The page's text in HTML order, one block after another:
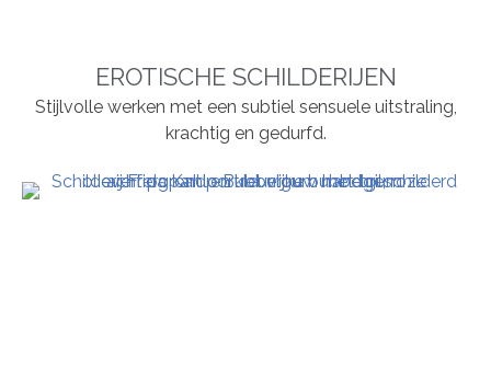
EROTISCHE SCHILDERIJEN
Stijlvolle werken met een subtiel sensuele uitstraling,
krachtig en gedurfd.